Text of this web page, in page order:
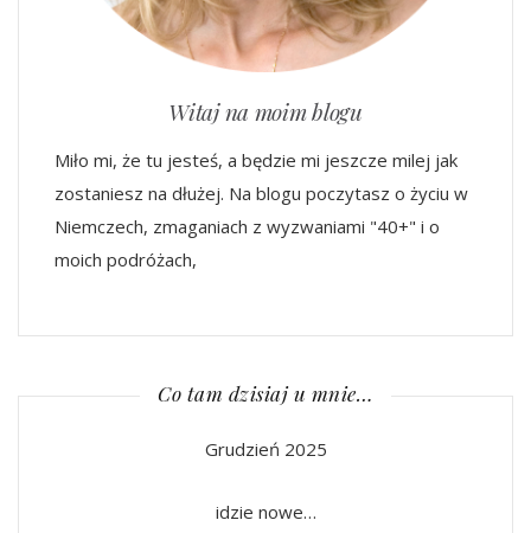
Witaj na moim blogu
Miło mi, że tu jesteś, a będzie mi jeszcze milej jak
zostaniesz na dłużej. Na blogu poczytasz o życiu w
Niemczech, zmaganiach z wyzwaniami "40+" i o
moich podróżach,
Co tam dzisiaj u mnie…
Grudzień 2025
idzie nowe…